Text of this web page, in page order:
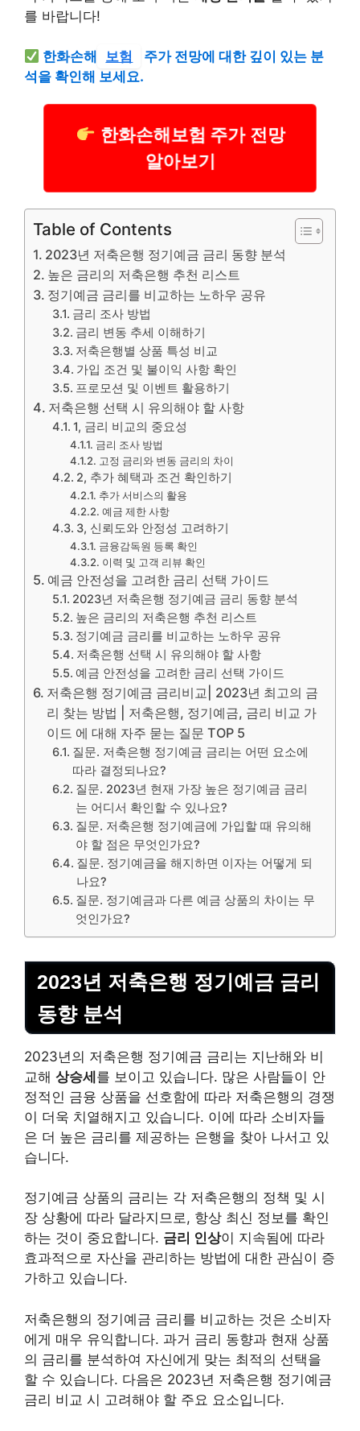
를 바랍니다!
한화손해 보험
주가 전망에 대한 깊이 있는 분
석을 확인해 보세요.
한화손해보험 주가 전망
알아보기
Table of Contents
2023년 저축은행 정기예금 금리 동향 분석
높은 금리의 저축은행 추천 리스트
정기예금 금리를 비교하는 노하우 공유
금리 조사 방법
금리 변동 추세 이해하기
저축은행별 상품 특성 비교
가입 조건 및 불이익 사항 확인
프로모션 및 이벤트 활용하기
저축은행 선택 시 유의해야 할 사항
1, 금리 비교의 중요성
금리 조사 방법
고정 금리와 변동 금리의 차이
2, 추가 혜택과 조건 확인하기
추가 서비스의 활용
예금 제한 사항
3, 신뢰도와 안정성 고려하기
금융감독원 등록 확인
이력 및 고객 리뷰 확인
예금 안전성을 고려한 금리 선택 가이드
2023년 저축은행 정기예금 금리 동향 분석
높은 금리의 저축은행 추천 리스트
정기예금 금리를 비교하는 노하우 공유
저축은행 선택 시 유의해야 할 사항
예금 안전성을 고려한 금리 선택 가이드
저축은행 정기예금 금리비교| 2023년 최고의 금
리 찾는 방법 | 저축은행, 정기예금, 금리 비교 가
이드 에 대해 자주 묻는 질문 TOP 5
질문. 저축은행 정기예금 금리는 어떤 요소에
따라 결정되나요?
질문. 2023년 현재 가장 높은 정기예금 금리
는 어디서 확인할 수 있나요?
질문. 저축은행 정기예금에 가입할 때 유의해
야 할 점은 무엇인가요?
질문. 정기예금을 해지하면 이자는 어떻게 되
나요?
질문. 정기예금과 다른 예금 상품의 차이는 무
엇인가요?
2023년 저축은행 정기예금 금리
동향 분석
2023년의 저축은행 정기예금 금리는 지난해와 비
교해 상승세를 보이고 있습니다. 많은 사람들이 안
정적인 금융 상품을 선호함에 따라 저축은행의 경쟁
이 더욱 치열해지고 있습니다. 이에 따라 소비자들
은 더 높은 금리를 제공하는 은행을 찾아 나서고 있
습니다.
정기예금 상품의 금리는 각 저축은행의 정책 및 시
장 상황에 따라 달라지므로, 항상 최신 정보를 확인
하는 것이 중요합니다. 금리 인상이 지속됨에 따라
효과적으로 자산을 관리하는 방법에 대한 관심이 증
가하고 있습니다.
저축은행의 정기예금 금리를 비교하는 것은 소비자
에게 매우 유익합니다. 과거 금리 동향과 현재 상품
의 금리를 분석하여 자신에게 맞는 최적의 선택을
할 수 있습니다. 다음은 2023년 저축은행 정기예금
금리 비교 시 고려해야 할 주요 요소입니다.